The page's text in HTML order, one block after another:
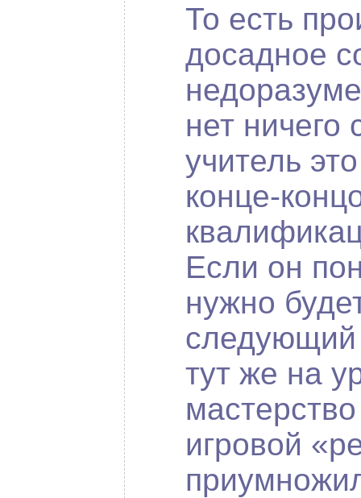
То есть
досадное
нет ничего
учитель
конце-
Если он
нужно
следующий
тут же на
игровой